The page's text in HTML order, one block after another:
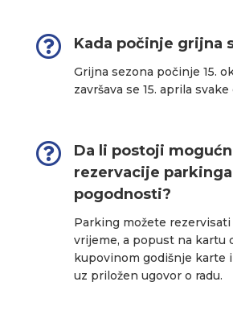
 Kada počinje grijna
Grijna sezona počinje 15.
završava se 15. aprila

Da li postoji
rezervacije
pogodnosti?
Parking možete rezervisati
vrijeme, a popust na kartu
kupovinom godišnje karte
uz priložen ugovor o radu.